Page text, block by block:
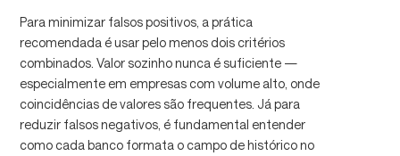
Para minimizar falsos positivos, a prática
recomendada é usar pelo menos dois critérios
combinados. Valor sozinho nunca é suficiente —
especialmente em empresas com volume alto, onde
coincidências de valores são frequentes. Já para
reduzir falsos negativos, é fundamental entender
como cada banco formata o campo de histórico no